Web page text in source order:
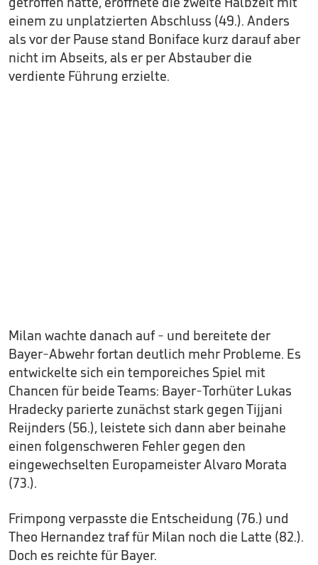
einem zu unplatzierten Abschluss (49.). Anders
als vor der Pause stand Boniface kurz darauf aber
nicht im Abseits, als er per Abstauber die
verdiente Führung erzielte.
Milan wachte danach auf - und bereitete der
Bayer-Abwehr fortan deutlich mehr Probleme. Es
entwickelte sich ein temporeiches Spiel mit
Chancen für beide Teams: Bayer-Torhüter Lukas
Hradecky parierte zunächst stark gegen Tijjani
Reijnders (56.), leistete sich dann aber beinahe
einen folgenschweren Fehler gegen den
eingewechselten Europameister Alvaro Morata
(73.).
Frimpong verpasste die Entscheidung (76.) und
Theo Hernandez traf für Milan noch die Latte (82.).
Doch es reichte für Bayer.